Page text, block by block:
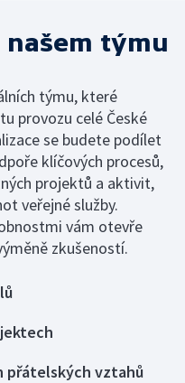
ČT
týmu
týmu, které
provozu celé České
se budete podílet
klíčových procesů,
projektů a aktivit,
veřejné služby.
vám otevře
zkušeností.
přátelských vztahů